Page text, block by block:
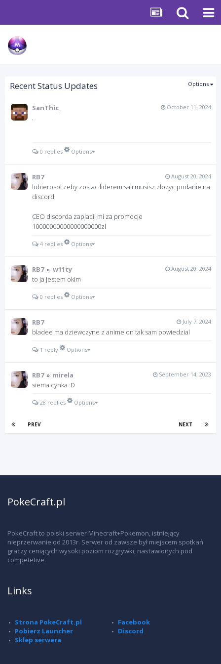
Recent Status Updates Options
October 11, 2024
SanThic_
.
0 replies Options
August 20, 2024
RB7
lubierosol zeby zostac liderem sali musisz zlozyc podanie na
discord
CEO discorda zaplacil mi za promocje
10000000000000000000zl
4 replies Options
August 20, 2024
RB7» w11ty
to ja jestem okim
0 replies Options
July 7, 2024
RB7
bladee ma dziewczyne z anime on tak sam powiedzial
1 reply Options
September 14, 2023
RB7» mirela
siema cynka :D
28 replies Options
PREV NEXT
PokeCraft.pl
PokeCraft to polski serwer Minecraft+Pokemon, istniejący
nieprzerwanie od 2013r. Serwer od zawsze był miejscem spotkań
graczy ceniących wysoki poziom rozgrywki, nastawionych pod
competetive.
Links
Strona PokeCraft.pl
Pobierz Launcher
Sklep serwera
Facebook
Discord